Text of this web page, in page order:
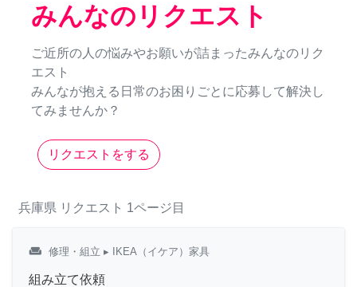
みんなのリクエスト
ご近所の人の悩みやお願いが詰まったみんなのリク
エスト
みんなが抱える日常のお困りごとに応募して解決し
てみませんか？
リクエストをする
兵庫県 リクエスト 1ページ目
weekend 修理・組立 ▸ IKEA（イケア）家具
組み立て依頼